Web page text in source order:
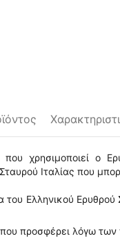
που χρησιμοποιεί ο
Ιταλίας που
Ελληνικού
που προσφέρει λόγω